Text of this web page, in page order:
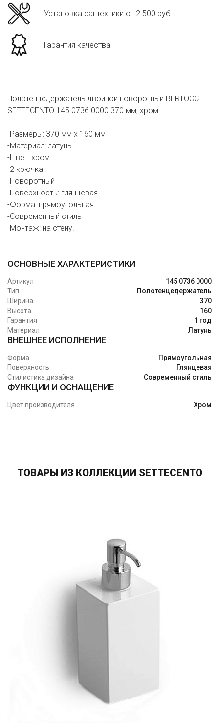
Установка сантехники от 2 500 руб
Гарантия качества
Полотенцедержатель двойной поворотный BERTOCCI
SETTECENTO 145 0736 0000 370 мм, хром:
-Размеры: 370 мм х 160 мм
-Материал: латунь
-Цвет: хром
-2 крючка
-Поворотный
-Поверхность: глянцевая
-Форма: прямоугольная
-Современный стиль
-Монтаж: на стену.
ОСНОВНЫЕ ХАРАКТЕРИСТИКИ
Артикул
145 0736 0000
Тип
Полотенцедержатель
Ширина
370
Высота
160
Гарантия
1 год
Материал
Латунь
ВНЕШНЕЕ ИСПОЛНЕНИЕ
Форма
Прямоугольная
Поверхность
Глянцевая
Стилистика дизайна
Современный стиль
ФУНКЦИИ И ОСНАЩЕНИЕ
Цвет производителя Хром
ТОВАРЫ ИЗ КОЛЛЕКЦИИ SETTECENTO